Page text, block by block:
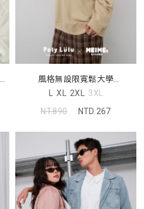
風格無設限寬鬆大學
TEE(unisex)(美美聯名)
L XL 2XL 3XL
NT.890
NTD.267